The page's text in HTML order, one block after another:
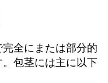
全にまたは部分的
包茎には主に以下